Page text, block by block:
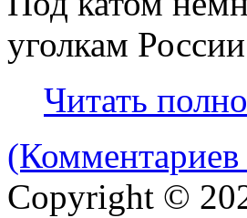
уголкам
Читать
(Комментариев
Copyright ©